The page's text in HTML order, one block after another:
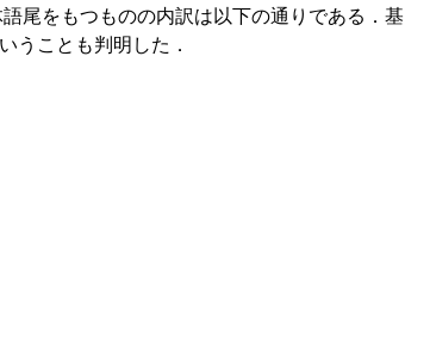
尾をもつものの内訳は以下の通りである．基
うことも判明した．